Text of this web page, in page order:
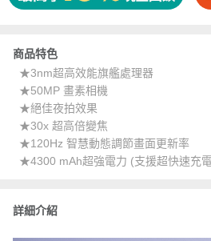
商品特色
★3nm超高效能旗艦處理器
★50MP 畫素相機
★絕佳夜拍效果
★30x 超高倍變焦
★120Hz 智慧動態調節畫面更新率
★4300 mAh超強電力 (支援超快速充
詳細介紹